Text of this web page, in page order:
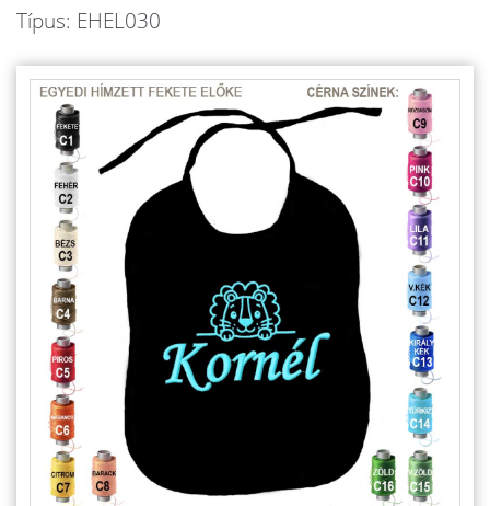
Vicces Pólók
Budapest Ajándéktárgyak
Szülinapi ajándékok
Alkalmakra
Ajándék Ötletek Férfiaknak
Ajándék Nőknek
Ajándék Gyerekeknek
Családtagoknak
Barátnak/Barátnőnek
Party kellékek
Típus: EHEL030